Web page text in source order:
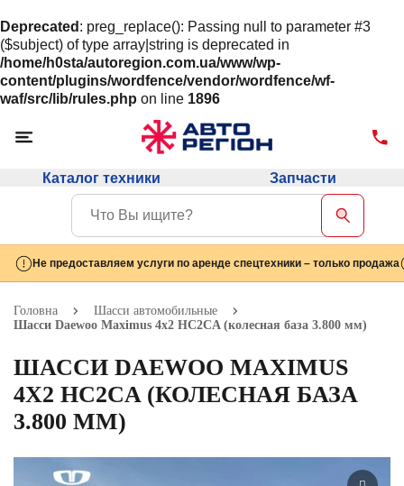
Deprecated : preg_replace(): Passing null to parameter #3
($subject) of type array|string is deprecated in
/home/h0sta/autoregion.com.ua/www/wp-
content/plugins/wordfence/vendor/wordfence/wf-
waf/src/lib/rules.php on line 1896
Каталог техники Запчасти
Не предоставляем услуги по аренде спецтехники – только продажа
Головна
Шасси автомобильные
Шасси Daewoo Maximus 4х2 HC2CA (колесная база 3.800 мм)
ШАССИ DAEWOO MAXIMUS
4Х2 HC2CA (КОЛЕСНАЯ БАЗА
3.800 ММ)